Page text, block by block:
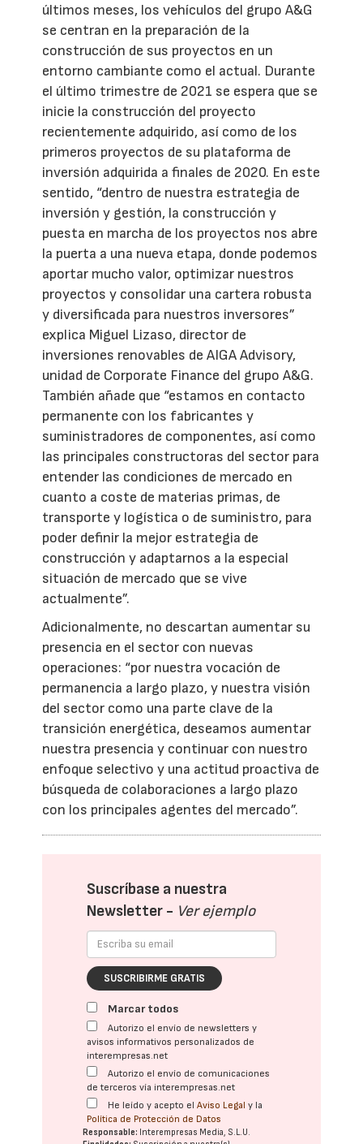
últimos meses, los vehículos del grupo A&G
se centran en la preparación de la
construcción de sus proyectos en un
entorno cambiante como el actual. Durante
el último trimestre de 2021 se espera que se
inicie la construcción del proyecto
recientemente adquirido, así como de los
primeros proyectos de su plataforma de
inversión adquirida a finales de 2020. En este
sentido, “dentro de nuestra estrategia de
inversión y gestión, la construcción y
puesta en marcha de los proyectos nos abre
la puerta a una nueva etapa, donde podemos
aportar mucho valor, optimizar nuestros
proyectos y consolidar una cartera robusta
y diversificada para nuestros inversores”
explica Miguel Lizaso, director de
inversiones renovables de AIGA Advisory,
unidad de Corporate Finance del grupo A&G.
También añade que “estamos en contacto
permanente con los fabricantes y
suministradores de componentes, así como
las principales constructoras del sector para
entender las condiciones de mercado en
cuanto a coste de materias primas, de
transporte y logística o de suministro, para
poder definir la mejor estrategia de
construcción y adaptarnos a la especial
situación de mercado que se vive
actualmente”.
Adicionalmente, no descartan aumentar su
presencia en el sector con nuevas
operaciones: “por nuestra vocación de
permanencia a largo plazo, y nuestra visión
del sector como una parte clave de la
transición energética, deseamos aumentar
nuestra presencia y continuar con nuestro
enfoque selectivo y una actitud proactiva de
búsqueda de colaboraciones a largo plazo
con los principales agentes del mercado”.
Suscríbase a nuestra
Newsletter - Ver ejemplo
SUSCRIBIRME GRATIS
Marcar todos
Autorizo el envío de newsletters y
avisos informativos personalizados de
interempresas.net
Autorizo el envío de comunicaciones
de terceros vía interempresas.net
He leído y acepto elAviso Legal y la
Política de Protección de Datos
Responsable: Interempresas Media, S.L.U.